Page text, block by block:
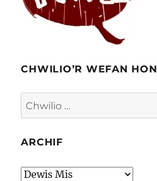
CHWILIO’R WEFAN HON
Chwilio
am:
ARCHIF
Archif